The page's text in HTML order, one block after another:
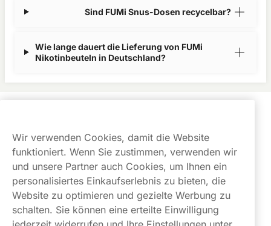
Sind FUMi Snus-Dosen recycelbar?
Wie lange dauert die Lieferung von FUMi
Nikotinbeuteln in Deutschland?
Links
Über uns
Wir verwenden Cookies, damit die Website
funktioniert. Wenn Sie zustimmen, verwenden wir
und unsere Partner auch Cookies, um Ihnen ein
personalisiertes Einkaufserlebnis zu bieten, die
Website zu optimieren und gezielte Werbung zu
schalten. Sie können eine erteilte Einwilligung